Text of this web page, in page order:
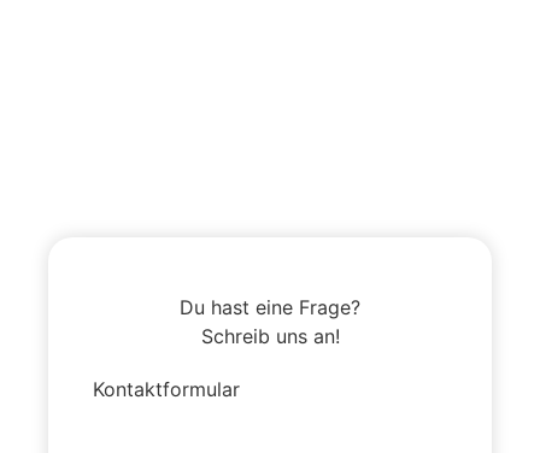
Du hast eine Frage?
Schreib uns an!
Kontaktformular